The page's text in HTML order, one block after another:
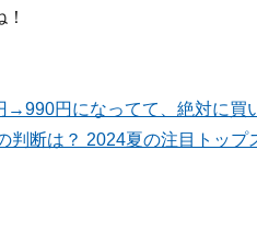
→990円になってて、絶対に買
判断は？ 2024夏の注目トップ